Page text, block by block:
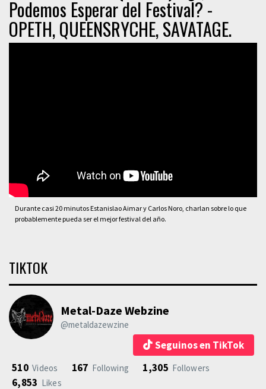
Podemos Esperar del Festival? -
OPETH, QUEENSRYCHE, SAVATAGE.
Durante casi 20 minutos Estanislao Aimar y Carlos Noro, charlan sobre lo que
probablemente pueda ser el mejor festival del año.
TIKTOK
Metal-Daze Webzine
@metaldazewzine
Seguinos en TikTok
510 Videos 167 Following 1,305 Followers
6,853 Likes